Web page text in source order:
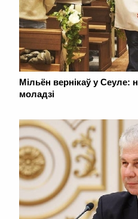
Мільён вернікаў у Сеуле:
моладзі